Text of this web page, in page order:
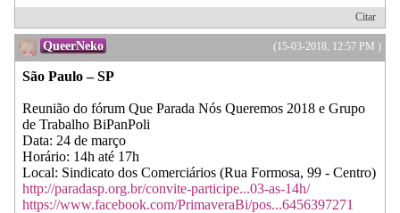
Citar
(15-03-2018, 12:57 PM )
QueerNeko
São Paulo – SP
Reunião do fórum Que Parada Nós Queremos 2018 e Grupo
de Trabalho BiPanPoli
Data: 24 de março
Horário: 14h até 17h
Local: Sindicato dos Comerciários (Rua Formosa, 99 - Centro)
http://paradasp.org.br/convite-participe...03-as-14h/
https://www.facebook.com/PrimaveraBi/pos...6456397271